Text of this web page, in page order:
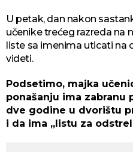
U petak, dan nakon
učenike trećeg razreda na
liste sa imenima uticati na
videti.
Podsetimo, majka
ponašanju ima zabranu
dve godine u dvorištu
i da ima „listu za